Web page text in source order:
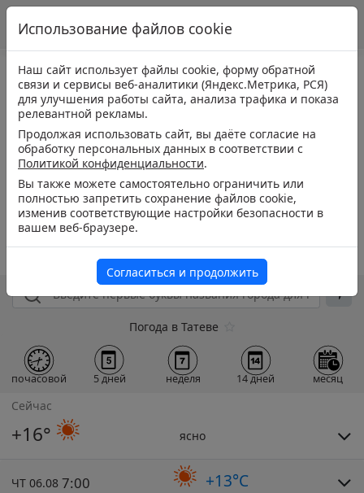
Погода в Татеве
почасовой 5 дней неделя 14 дней месяц
Сейчас
+16° ясно
ЧТ 06.08 7:00 +13°C
Использование файлов cookie
Наш сайт использует файлы cookie, форму обратной
связи и сервисы веб-аналитики (Яндекс.Метрика, РСЯ)
для улучшения работы сайта, анализа трафика и показа
релевантной рекламы.
Продолжая использовать сайт, вы даёте согласие на
обработку персональных данных в соответствии с
Политикой конфиденциальности.
Вы также можете самостоятельно ограничить или
полностью запретить сохранение файлов cookie,
изменив соответствующие настройки безопасности в
вашем веб-браузере.
Согласиться и продолжить